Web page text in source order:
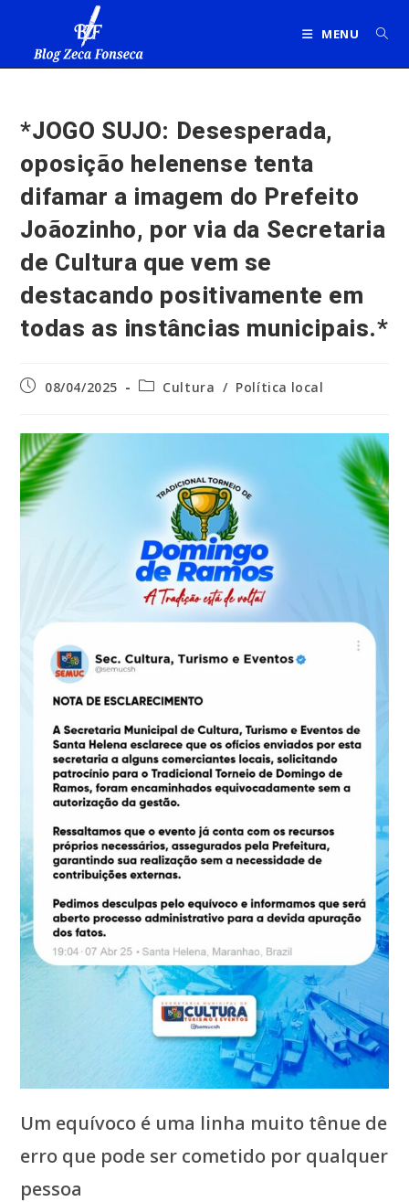
MENU
*JOGO SUJO: Desesperada,
oposição helenense tenta
difamar a imagem do Prefeito
Joãozinho, por via da Secretaria
de Cultura que vem se
destacando positivamente em
todas as instâncias municipais.*
Post08/04/2025
Categoria
Cultura / Política local
Um equívoco é uma linha muito tênue de
erro que pode ser cometido por qualquer
pessoa